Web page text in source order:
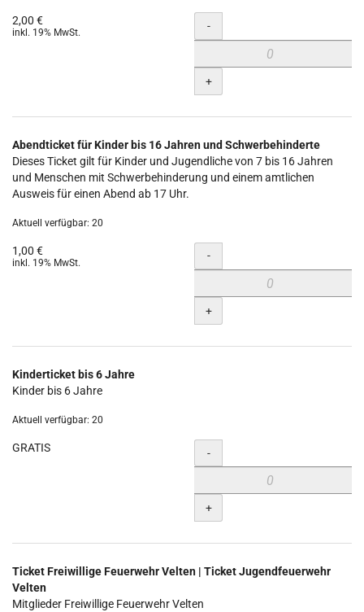
2,00 €
inkl. 19% MwSt. Menge
-
+
Abendticket für Kinder bis 16 Jahren und Schwerbehinderte
Dieses Ticket gilt für Kinder und Jugendliche von 7 bis 16 Jahren
und Menschen mit Schwerbehinderung und einem amtlichen
Ausweis für einen Abend ab 17 Uhr.
Aktuell verfügbar: 20
1,00 €
inkl. 19% MwSt. Menge
-
+
Kinderticket bis 6 Jahre
Kinder bis 6 Jahre
Aktuell verfügbar: 20
GRATIS Menge
-
+
Ticket Freiwillige Feuerwehr Velten | Ticket Jugendfeuerwehr
Velten
Mitglieder Freiwillige Feuerwehr Velten